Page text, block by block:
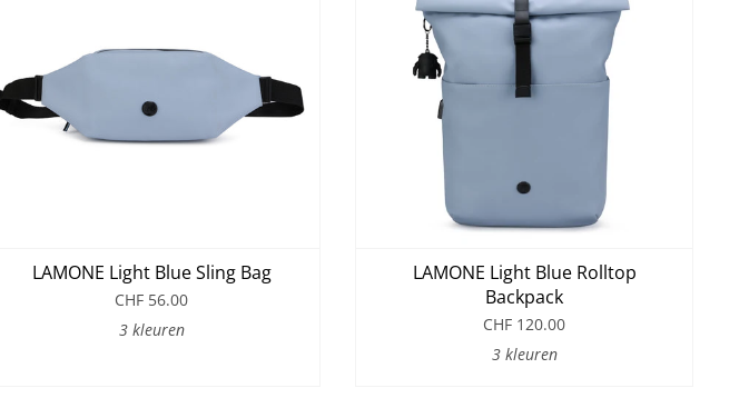
LAMONE Light Blue Sling Bag
CHF 56.00
3 kleuren
LAMONE Light Blue Rolltop
Backpack
CHF 120.00
3 kleuren